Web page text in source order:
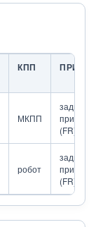
КПП ПРИВОД
МКПП
задний
привод
(FR)
робот
задний
привод
(FR)